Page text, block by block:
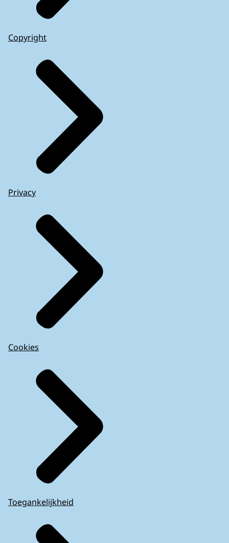
Copyright
Privacy
Cookies
Toegankelijkheid